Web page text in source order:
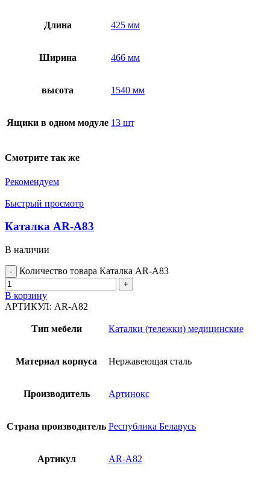
Длина 425 мм
Ширина 466 мм
высота 1540 мм
Ящики в одном модуле 13 шт
Смотрите так же
Рекомендуем
Быстрый просмотр
Каталка AR-A83
В наличии
Количество товара Каталка AR-A83
В корзину
АРТИКУЛ: AR-A82
Тип мебели Каталки (тележки) медицинские
Материал корпуса Нержавеющая сталь
Производитель Артинокс
Страна производитель Республика Беларусь
Артикул AR-A82